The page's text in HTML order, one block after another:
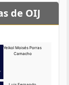
de Santa
de OIJ